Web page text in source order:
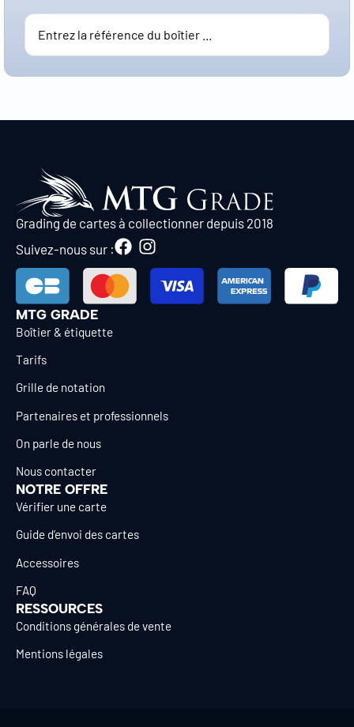
Grading de cartes à collectionner depuis 2018
Suivez-nous sur :
MTG GRADE
Boîtier & étiquette
Tarifs
Grille de notation
Partenaires et professionnels
On parle de nous
Nous contacter
NOTRE OFFRE
Vérifier une carte
Guide d’envoi des cartes
Accessoires
FAQ
RESSOURCES
Conditions générales de vente
Mentions légales